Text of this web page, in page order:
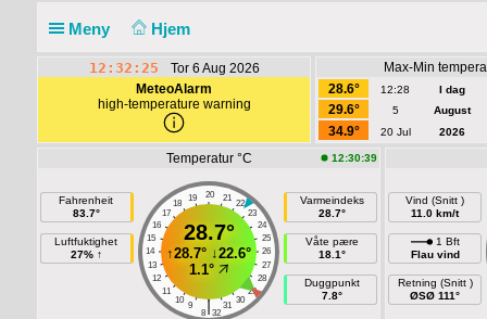
Meny Hjem
12:32:25
Tor 6 Aug 2026
MeteoAlarm
high-temperature warning
Max-Min
28.6°
12:28 I dag
29.6°
5 August
34.9°
20 Jul 2026
Temperatur °C 12:30:39
Fahrenheit
83.7°
Luftfuktighet
27% ↑
20
19 21
18
22
17
23
16
24
15
25
14
26
13
27
12
28
11
29
10
30
9 31
|
8 32
28.7°
↑28.7° ↓22.6°
1.1°
Varmeindeks
28.7°
Våte pære
18.1°
Duggpunkt
7.8°
Vind (Snitt )
11.0 km/t
1 Bft
Flau vind
Retning (Snitt )
ØSØ 111°